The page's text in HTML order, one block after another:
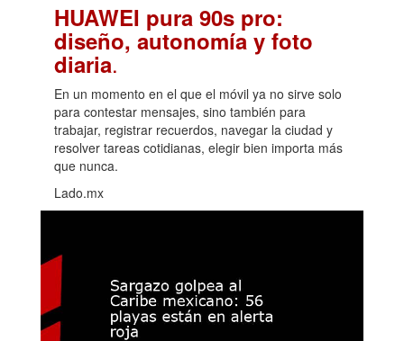
HUAWEI pura 90s pro:
diseño, autonomía y foto
diaria.
En un momento en el que el móvil ya no sirve solo
para contestar mensajes, sino también para
trabajar, registrar recuerdos, navegar la ciudad y
resolver tareas cotidianas, elegir bien importa más
que nunca.
Lado.mx